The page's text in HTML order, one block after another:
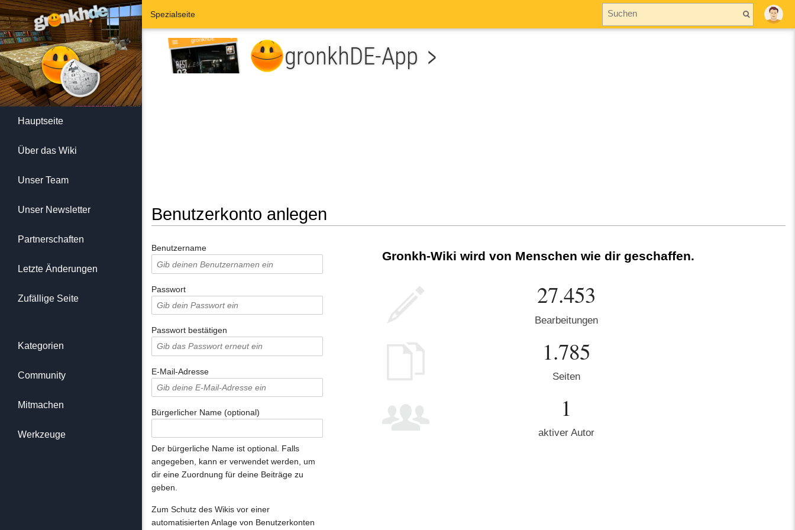
Benutzerkonto anlegen
Benutzername
Passwort
Passwort bestätigen
E-Mail-Adresse
Bürgerlicher Name (optional)
Der bürgerliche Name ist optional. Falls
angegeben, kann er verwendet werden, um
dir eine Zuordnung für deine Beiträge zu
geben.
Zum Schutz des Wikis vor einer
automatisierten Anlage von Benutzerkonten
Gronkh-Wiki wird von Menschen wie dir geschaffen.
27.453
Bearbeitungen
1.785
Seiten
1
aktiver Autor
Spezialseite
Hauptseite
Über das Wiki
Unser Team
Unser Newsletter
Partnerschaften
Letzte Änderungen
Zufällige Seite
Kategorien
Community
Mitmachen
Werkzeuge